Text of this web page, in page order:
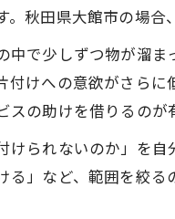
。秋田県大館市の場合
中で少しずつ物が溜
付けへの意欲がさら
スの助けを借りるのが
けられないのか」を
る」など、範囲を絞る